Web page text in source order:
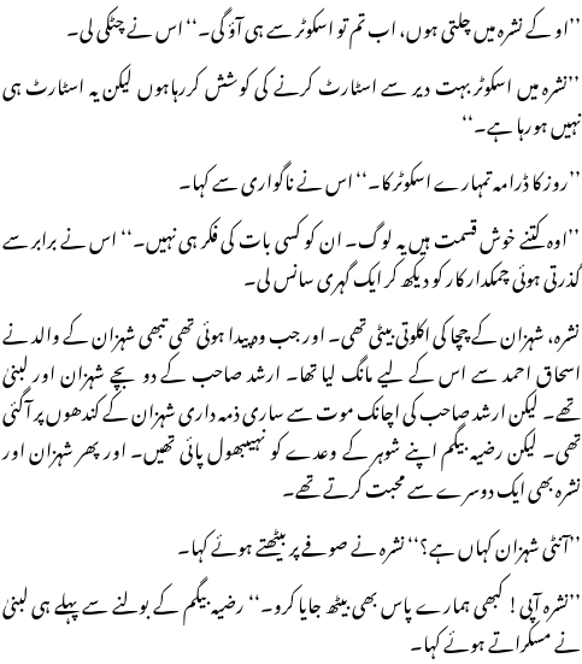
’’او کے نشرہ میں چلتی ہوں، اب تم تو اسکوٹر سے ہی آؤ گی۔‘‘ اس نے چٹکی لی۔
’’نشرہ میں اسکوٹر بہت دیر سے اسٹارٹ کرنے کی کوشش کررہاہوں لیکن یہ اسٹارٹ ہی
نہیں ہورہا ہے۔‘‘
’’روز کا ڈرامہ تمہارے اسکوٹر کا۔‘‘ اس نے ناگواری سے کہا۔
’’اوہ کتنے خوش قسمت ہیں یہ لوگ۔ ان کو کسی بات کی فکر ہی نہیں۔‘‘ اس نے برابر سے
گذرتی ہوئی چمکدار کار کو دیکھ کر ایک گہری سانس لی۔
نشرہ، شہزان کے چچا کی اکلوتی بیٹی تھی۔ اور جب وہ پیدا ہوئی تھی تبھی شہزان کے والد نے
اسحاق احمد سے اس کے لیے مانگ لیا تھا۔ ارشد صاحب کے دو بچے شہزان اور لبنیٰ
تھے۔ لیکن ارشد صاحب کی اچانک موت سے ساری ذمہ داری شہزان کے کندھوں پر آگئی
تھی۔ لیکن رضیہ بیگم اپنے شوہر کے وعدے کو نہیںبھول پائی تھیں۔ اور پھر شہزان اور
نشرہ بھی ایک دوسرے سے محبت کرتے تھے۔
’’آنٹی شہزان کہاں ہے؟‘‘ نشرہ نے صوفے پر بیٹھتے ہوئے کہا۔
’’نشرہ آپی! کبھی ہمارے پاس بھی بیٹھ جایا کرو۔‘‘ رضیہ بیگم کے بولنے سے پہلے ہی لبنیٰ
نے مسکراتے ہوئے کہا۔